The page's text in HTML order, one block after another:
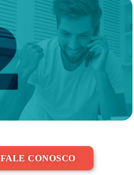
FALE CONOSCO